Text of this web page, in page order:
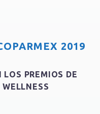
2019
LOS PREMIOS DE